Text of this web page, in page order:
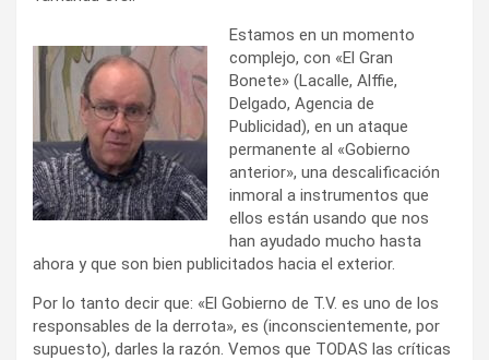
Estamos en un momento
complejo, con «El Gran
Bonete» (Lacalle, Alffie,
Delgado, Agencia de
Publicidad), en un ataque
permanente al «Gobierno
anterior», una descalificación
inmoral a instrumentos que
ellos están usando que nos
han ayudado mucho hasta
ahora y que son bien publicitados hacia el exterior.
Por lo tanto decir que: «El Gobierno de T.V. es uno de los
responsables de la derrota», es (inconscientemente, por
supuesto), darles la razón. Vemos que TODAS las críticas